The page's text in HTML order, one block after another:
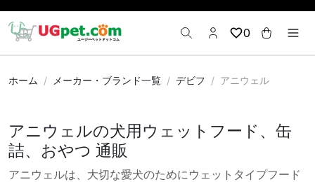
0
ホーム メーカー・ブランド一覧 デビフ アニウェル
アニウェルの犬用ウェットフード、缶
詰、おやつ 通販
アニウェルは、大切な愛犬のためにウェットタイプフード